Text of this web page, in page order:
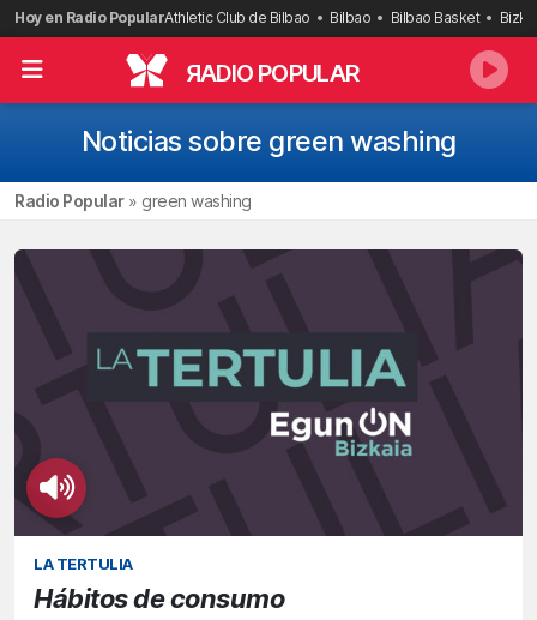
Saltar
al
contenido
Hoy en Radio PopularAthletic Club de Bilbao Bilbao Bilbao Basket
RADIO POPULAR
Noticias sobre green washing
Radio Popular» green washing
LA TERTULIA
Hábitos de consumo